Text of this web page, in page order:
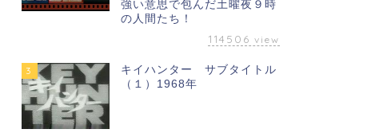
強い意思で包んだ土曜夜９時
の人間たち！
114506 view
3
キイハンター サブタイトル
（１）1968年